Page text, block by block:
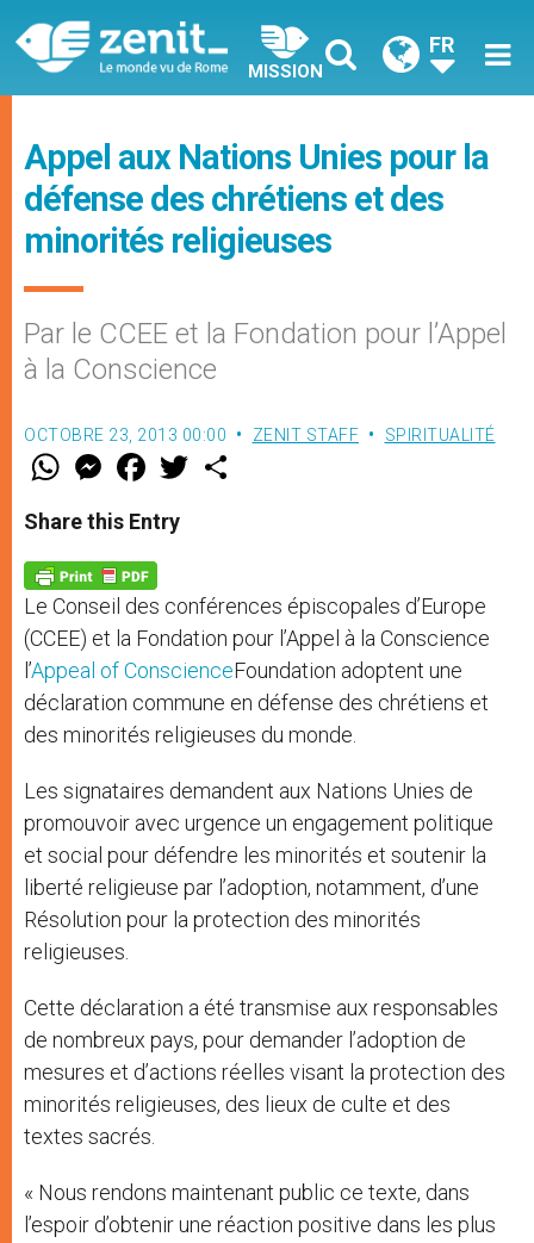
MISSION
FR
Appel aux Nations Unies pour la
défense des chrétiens et des
minorités religieuses
Par le CCEE et la Fondation pour l’Appel
à la Conscience
OCTOBRE 23, 2013 00:00 ZENIT STAFF SPIRITUALITÉ
W
t
s
p
p
M
e
s
e
g
e
r
F
a
e
b
o
k
w
Share this Entry
Le Conseil des conférences épiscopales d’Europe
(CCEE) et la Fondation pour l’Appel à la Conscience
l’Appeal of ConscienceFoundation adoptent une
déclaration commune en défense des chrétiens et
des minorités religieuses du monde.
Les signataires demandent aux Nations Unies de
promouvoir avec urgence un engagement politique
et social pour défendre les minorités et soutenir la
liberté religieuse par l’adoption, notamment, d’une
Résolution pour la protection des minorités
religieuses.
Cette déclaration a été transmise aux responsables
de nombreux pays, pour demander l’adoption de
mesures et d’actions réelles visant la protection des
minorités religieuses, des lieux de culte et des
textes sacrés.
« Nous rendons maintenant public ce texte, dans
l’espoir d’obtenir une réaction positive dans les plus